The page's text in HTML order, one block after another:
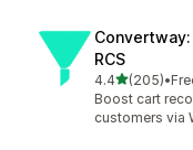
Convertway:
RCS
4.4滿分 5 顆星
(205)
共有 205 則評價
•
Boost cart
customers via